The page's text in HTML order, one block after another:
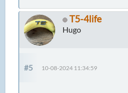
T5-4life
Hugo
#5 10-08-2024 11:34:59